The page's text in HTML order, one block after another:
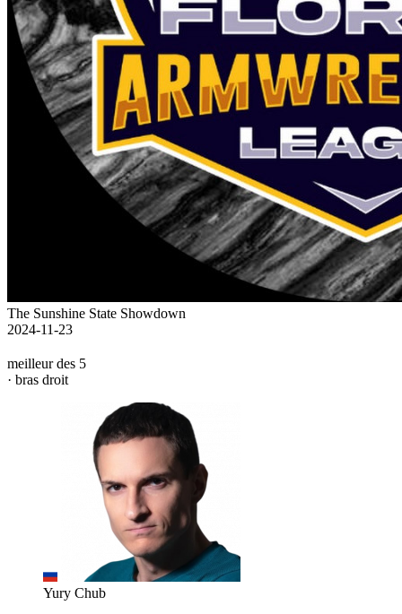
The Sunshine State Showdown
2024-11-23
meilleur des 5
· bras droit
Yury Chub